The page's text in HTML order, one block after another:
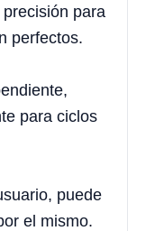
para
perfectos.
para ciclos
puede
el mismo.